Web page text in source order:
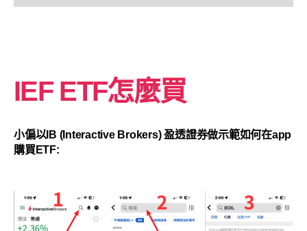
IEF ETF怎麼買
小偏以IB (Interactive Brokers) 盈透證券做示範如何在app
購買ETF: